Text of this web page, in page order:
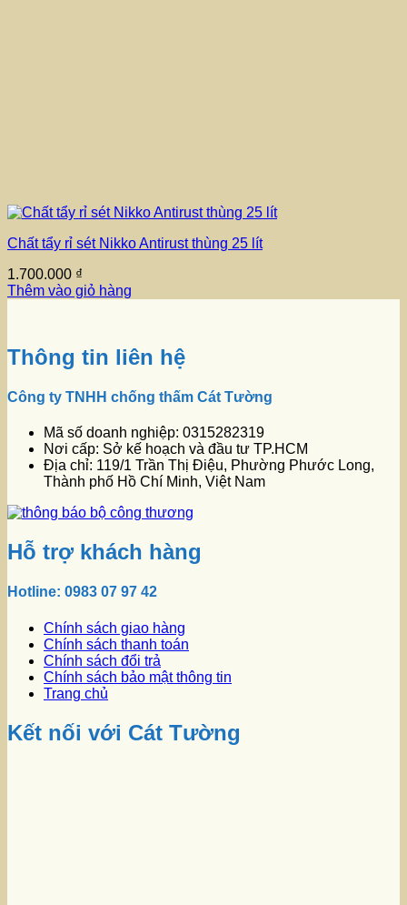
Chất tẩy rỉ sét Nikko Antirust thùng 25 lít
1.700.000 ₫
Thêm vào giỏ hàng
Thông tin liên hệ
Công ty TNHH chống thấm Cát Tường
Mã số doanh nghiệp: 0315282319
Nơi cấp: Sở kế hoạch và đầu tư TP.HCM
Địa chỉ: 119/1 Trần Thị Điệu, Phường Phước Long,
Thành phố Hồ Chí Minh, Việt Nam
Hỗ trợ khách hàng
Hotline: 0983 07 97 42
Chính sách giao hàng
Chính sách thanh toán
Chính sách đổi trả
Chính sách bảo mật thông tin
Trang chủ
Kết nối với Cát Tường